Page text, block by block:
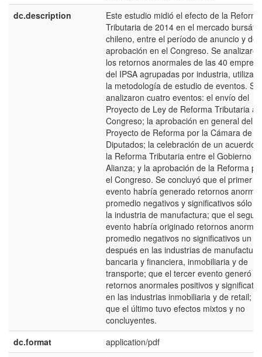
dc.description
Este estudio midió el efecto de la Reforma
Tributaria de 2014 en el mercado bursátil
chileno, entre el período de anuncio y de
aprobación en el Congreso. Se analizaron
los retornos anormales de las 40
del IPSA agrupadas por industria,
la metodología de estudio de eventos. Se
analizaron cuatro eventos: el envío del
Proyecto de Ley de Reforma Tributaria al
Congreso; la aprobación en general del
Proyecto de Reforma por la Cámara de
Diputados; la celebración de un acuerdo
la Reforma Tributaria entre el Gobierno y
Alianza; y la aprobación de la Reforma
el Congreso. Se concluyó que el primer
evento habría generado retornos
promedio negativos y significativos sólo
la industria de manufactura; que el
evento habría originado retornos
promedio negativos no significativos un
después en las industrias de
bancaria y financiera, inmobiliaria y de
transporte; que el tercer evento generó
retornos anormales positivos y
en las industrias inmobiliaria y de retail; y
que el último tuvo efectos mixtos y no
concluyentes.
dc.format
application/pdf